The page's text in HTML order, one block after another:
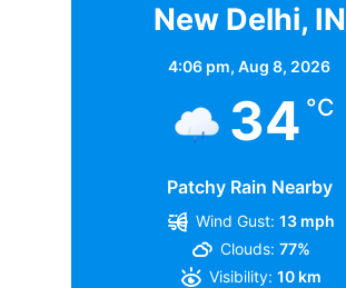
New Delhi, IN
4:06 pm, Aug 8, 2026
34 °C
Patchy Rain Nearby
Wind Gust: 13 mph
Clouds: 77%
Visibility: 10 km